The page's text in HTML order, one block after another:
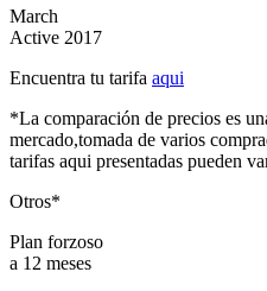
March
Active 2017
Encuentra tu tarifa aqui
*La comparación de precios es
mercado,tomada de varios
tarifas aqui presentadas pueden
Otros*
Plan forzoso
a 12 meses